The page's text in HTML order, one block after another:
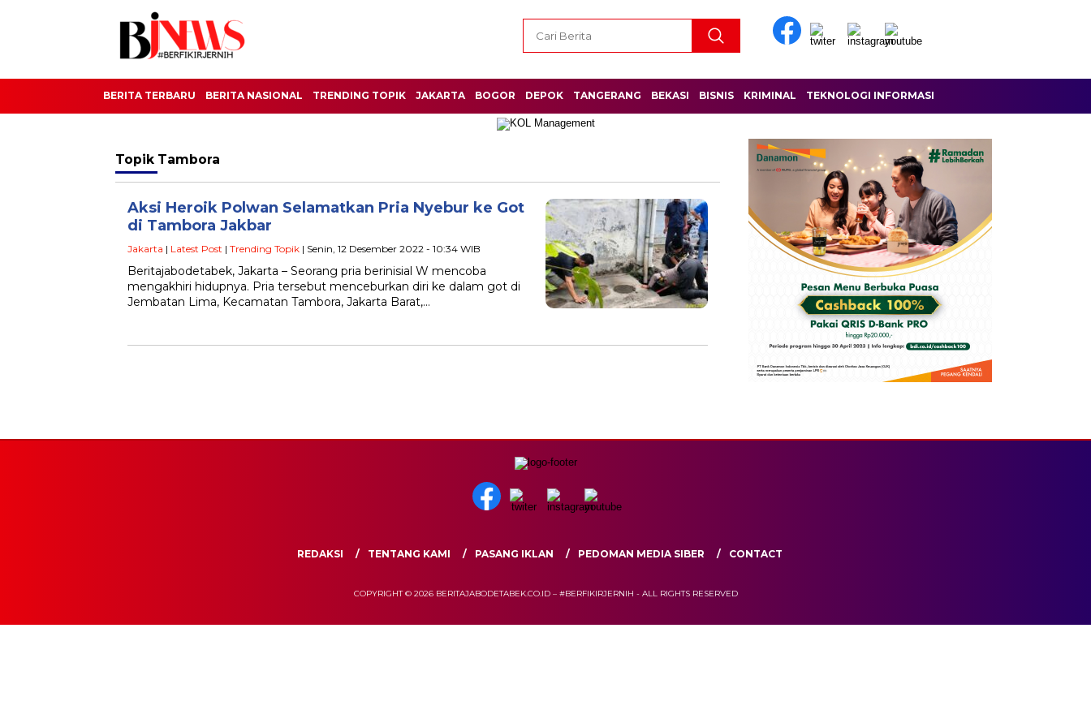
BERITA TERBARU BERITA NASIONAL TRENDING TOPIK JAKARTA BOGOR DEPOK TANGERANG BEKASI BISNIS KRIMINAL TEKNOLOGI INFORMASI
Topik Tambora
Aksi Heroik Polwan Selamatkan Pria Nyebur ke Got
di Tambora Jakbar
Jakarta | Latest Post | Trending Topik | Senin, 12 Desember 2022 - 10:34 WIB
Beritajabodetabek, Jakarta – Seorang pria berinisial W mencoba
mengakhiri hidupnya. Pria tersebut menceburkan diri ke dalam got di
Jembatan Lima, Kecamatan Tambora, Jakarta Barat,…
REDAKSI TENTANG KAMI PASANG IKLAN PEDOMAN MEDIA SIBER CONTACT
COPYRIGHT © 2026 BERITAJABODETABEK.CO.ID – #BERFIKIRJERNIH - ALL RIGHTS RESERVED